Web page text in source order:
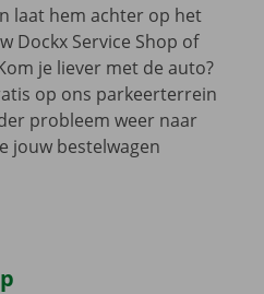
laat hem achter op het
Dockx Service Shop of
je liever met de auto?
op ons parkeerterrein
probleem weer naar
jouw bestelwagen